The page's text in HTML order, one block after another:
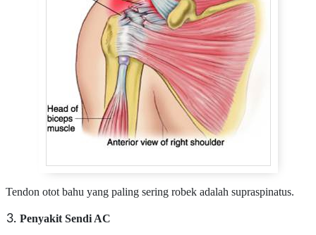
Tendon otot bahu yang paling sering robek adalah supraspinatus.
Penyakit Sendi AC